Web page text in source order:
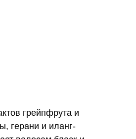
грейпфрута и
герани и иланг-